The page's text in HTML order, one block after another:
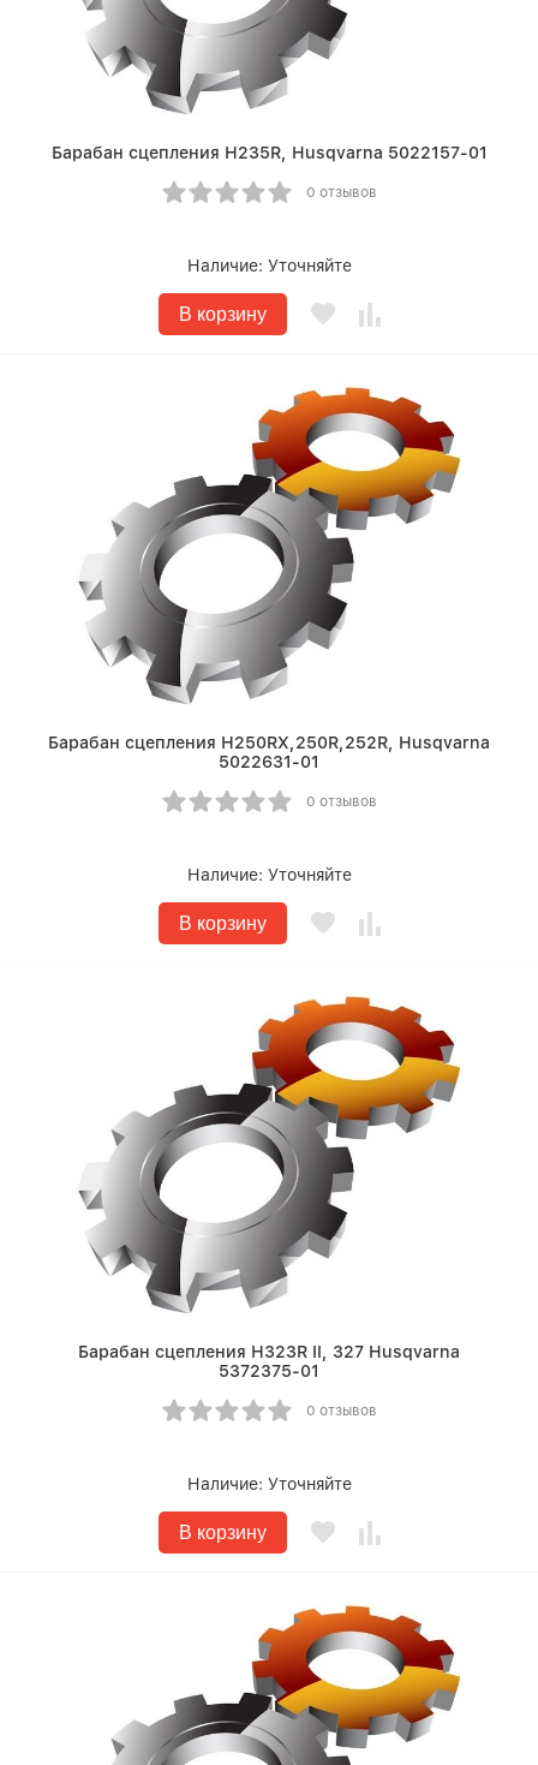
Барабан сцепления Н235R, Husqvarna 5022157-01
0 отзывов
Наличие: Уточняйте
В корзину
Барабан сцепления Н250RX,250R,252R, Husqvarna
5022631-01
0 отзывов
Наличие: Уточняйте
В корзину
Барабан сцепления Н323R II, 327 Husqvarna
5372375-01
0 отзывов
Наличие: Уточняйте
В корзину